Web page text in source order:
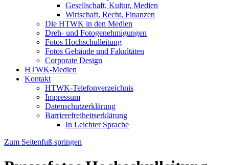
Gesellschaft, Kultur, Medien
Wirtschaft, Recht, Finanzen
Die HTWK in den Medien
Dreh- und Fotogenehmigungen
Fotos Hochschulleitung
Fotos Gebäude und Fakultäten
Corporate Design
HTWK-Medien
Kontakt
HTWK-Telefonverzeichnis
Impressum
Datenschutzerklärung
Barrierefreiheitserklärung
In Leichter Sprache
Zum Seitenfuß springen